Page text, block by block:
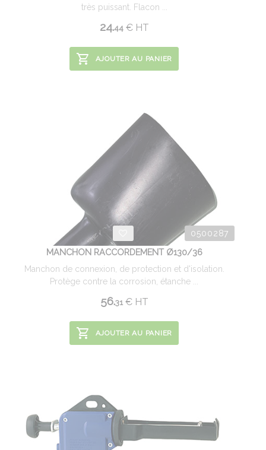
très puissant. Flacon ...
24.44 €HT
AJOUTER AU PANIER
0500287
MANCHON RACCORDEMENT Ø130/36
Manchon de connexion, de protection et d'isolation.
Protège contre la corrosion, étanche ...
56.31 €HT
AJOUTER AU PANIER